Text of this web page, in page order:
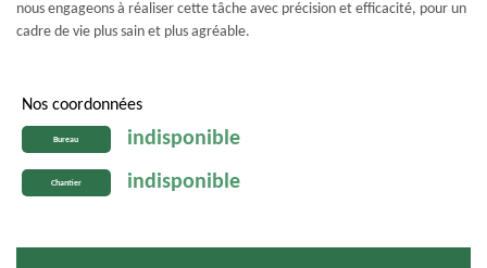
nous engageons à réaliser cette tâche avec précision et efficacité, pour un
cadre de vie plus sain et plus agréable.
Nos coordonnées
Bureau indisponible
Chantier indisponible